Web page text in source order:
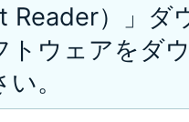
Reader）」ダ
トウェアをダ
。